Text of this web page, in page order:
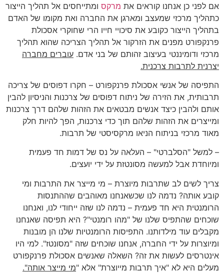
אם לפני כן אנחנו קוראים את מרקס ומתייחסים אל תהליך הייצור
כתהליך מרכזי שמעצב ומארגן את החברה ואת מקומו של האדם
בתהליך הייצור כקובע את סיכויי חייו הרי שחוקרי אסכולת
פרנקפורט מפנים את הזרקור אל תהליך הצריכה שהוא תהליך
מרכזי ודומיננטי בעיצוב זהותם של בני אדם. עוברים מחברה
יצרנית לתרבות צרכנית.
התפיסה של אנשי אסכולת פרנקפורט – חקרו דפוסים של צריכה
תרבותית, את הזירה של ניתוח דפוסים של צרכנות והניסיון להבין
אותם ולהבין כיצד אנשים מבטאים את הזהות שלהם דרך צרכנות
ומייצרים את הזהות שלהם תוך כדי צרכנות, הפך להיות חלק
מאוד מרכזי בניתוח הניאו מרקסיסטי של תרבות.
– למשל "הסלברטי" – העלאה על נס של דמות חד פעמית
ומיוחדת אבל למעשה מסונטזת על ידי יועצים.
צריך לשים לב שתרבות מיוצרת – מי מייצר את התרבות ומי
קובע אותה? נדמה לנו שכשאנחנו מאוהבים שההתנסות
הרומנטית היא חד פעמית – נדמה לנו שזה ייחודי לנו, ואנחנו
שוכחים שהתפיס שלנו של "מהו רומנטי"? היא תפיסה שאנחנו
מקבלים עוד מילדותנו. התפיסות הרומנטיות שלנו הן מובנות
ומיוצרות על ידי החברה, אנחנו שוכחים שזה "מסונטז". למי היו
אינטרסים לעשות את זה? השאלה שאנשים אסכולת פרנקפורט
מעלים היא לא "איך תרבות מייוצרת" אלא "מי מייצר אותה".